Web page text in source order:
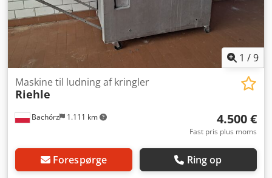
1 /9
Bachórz 1.111 km
Maskine til ludning af kringler
Riehle
4.500 €
Fast pris plus moms
Forespørge Ring op